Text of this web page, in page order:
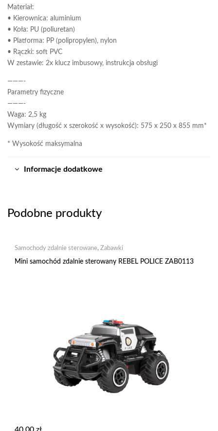
Materiał:
• Kierownica: aluminium
• Koła: PU (poliuretan)
• Platforma: PP (polipropylen), nylon
• Rączki: soft PVC
W zestawie: 2x klucz imbusowy, instrukcja obsługi
———-
Parametry fizyczne
———-
Waga: 2,5 kg
Wymiary (długość x szerokość x wysokość): 575 x 250 x 855 mm*
* Wysokość maksymalna
Informacje dodatkowe
Podobne produkty
Samochody zdalnie sterowane, Zabawki
Mini samochód zdalnie sterowany REBEL POLICE ZAB0113